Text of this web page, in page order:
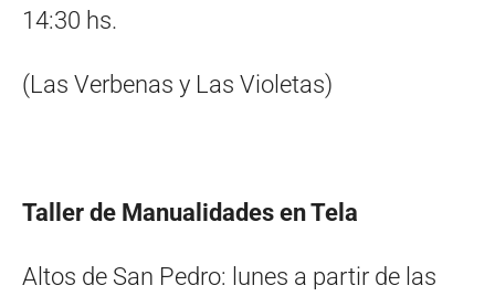
14:30 hs.
(Las Verbenas y Las Violetas)
Taller de Manualidades en Tela
Altos de San Pedro: lunes a partir de las